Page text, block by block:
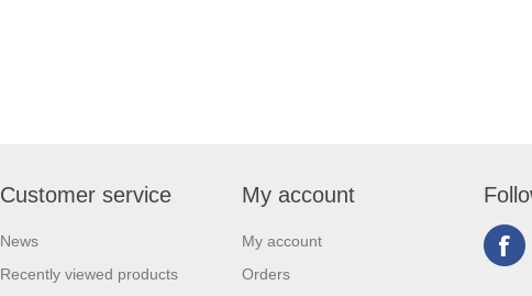
Customer service
News
Recently viewed products
My account
My account
Orders